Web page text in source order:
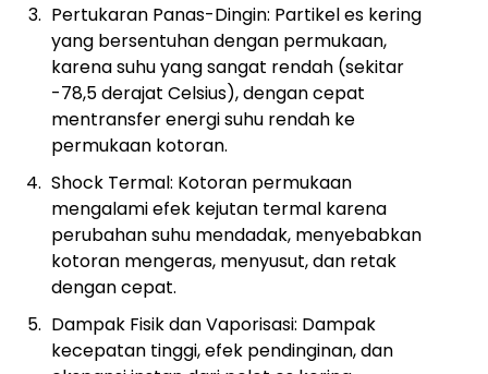
Pertukaran Panas-Dingin: Partikel es kering
yang bersentuhan dengan permukaan,
karena suhu yang sangat rendah (sekitar
-78,5 derajat Celsius), dengan cepat
mentransfer energi suhu rendah ke
permukaan kotoran.
Shock Termal: Kotoran permukaan
mengalami efek kejutan termal karena
perubahan suhu mendadak, menyebabkan
kotoran mengeras, menyusut, dan retak
dengan cepat.
Dampak Fisik dan Vaporisasi: Dampak
kecepatan tinggi, efek pendinginan, dan